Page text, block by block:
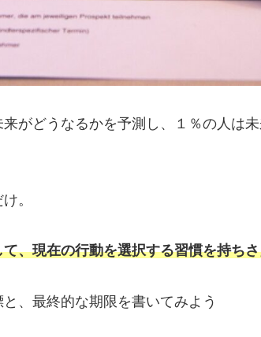
がどうなるかを予測し、１％の人は
。
、現在の行動を選択する習慣を持ち
、最終的な期限を書いてみよう